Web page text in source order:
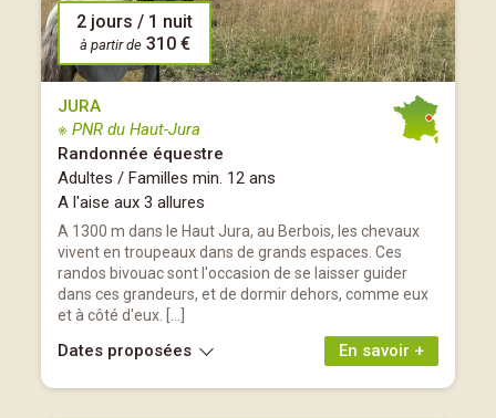
2 jours / 1 nuit
à partir de 310 €
JURA
※ PNR du Haut-Jura
Randonnée équestre
Adultes / Familles min. 12 ans
A l'aise aux 3 allures
A 1300 m dans le Haut Jura, au Berbois, les chevaux
vivent en troupeaux dans de grands espaces. Ces
randos bivouac sont l'occasion de se laisser guider
dans ces grandeurs, et de dormir dehors, comme eux
et à côté d'eux. […]
En savoir +
Dates proposées